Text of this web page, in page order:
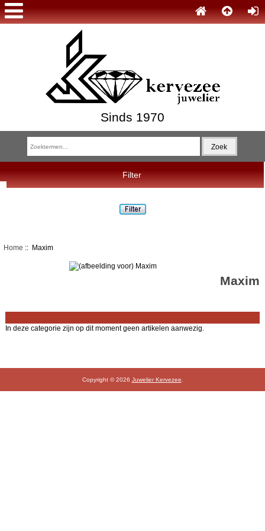
Sinds 1970
Filter
Home :: Maxim
Maxim
In deze categorie zijn op dit moment geen artikelen aanwezig.
Copyright © 2026 Juwelier Kervezee